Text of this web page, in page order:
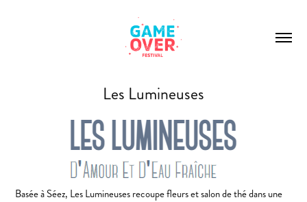
Les Lumineuses
Basée à Séez, Les Lumineuses recoupe fleurs et salon de thé dans une